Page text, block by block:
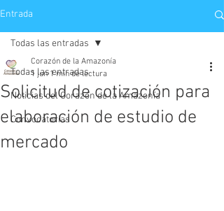
Entrada
Todas las entradas
Noticias del Corazón de la Amazonía
Convocatorias
Todas las entradas
Solicitud de cotización para
elaboración de estudio de
mercado
Corazón de la Amazonía
1 jun 1 min de lectura